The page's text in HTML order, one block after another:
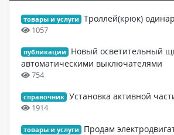
товары и услуги Троллей(крюк)
1057
публикации
Новый осветительный
автоматическими выключателями
754
справочник Установка активной
1914
товары и услуги
Продам